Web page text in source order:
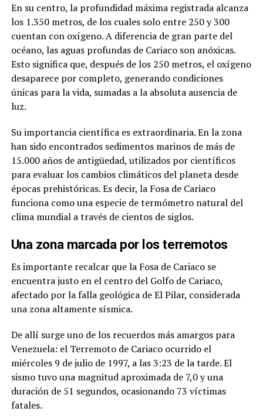
En su centro, la profundidad máxima registrada alcanza
los 1.350 metros, de los cuales solo entre 250 y 300
cuentan con oxígeno. A diferencia de gran parte del
océano, las aguas profundas de Cariaco son anóxicas.
Esto significa que, después de los 250 metros, el oxígeno
desaparece por completo, generando condiciones
únicas para la vida, sumadas a la absoluta ausencia de
luz.
Su importancia científica es extraordinaria. En la zona
han sido encontrados sedimentos marinos de más de
15.000 años de antigüedad, utilizados por científicos
para evaluar los cambios climáticos del planeta desde
épocas prehistóricas. Es decir, la Fosa de Cariaco
funciona como una especie de termómetro natural del
clima mundial a través de cientos de siglos.
Una zona marcada por los terremotos
Es importante recalcar que la Fosa de Cariaco se
encuentra justo en el centro del Golfo de Cariaco,
afectado por la falla geológica de El Pilar, considerada
una zona altamente sísmica.
De allí surge uno de los recuerdos más amargos para
Venezuela: el Terremoto de Cariaco ocurrido el
miércoles 9 de julio de 1997, a las 3:23 de la tarde. El
sismo tuvo una magnitud aproximada de 7,0 y una
duración de 51 segundos, ocasionando 73 víctimas
fatales.